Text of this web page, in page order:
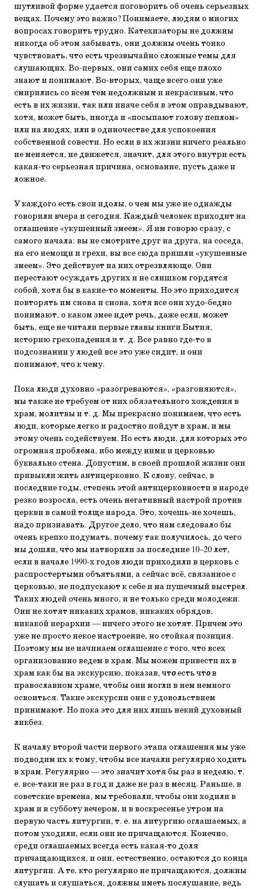
шутливой форме удается поговорить об очень серьезных
вещах. Почему это важно? Понимаете, людям о многих
вопросах говорить трудно. Катехизаторы не должны
никогда об этом забывать, они должны очень тонко
чувствовать, что есть чрезвычайно сложные темы для
слушающих. Во-первых, они самих себя еще плохо
знают и понимают. Во-вторых, чаще всего они уже
смирились со всем тем недолжным и некрасивым, что
есть в их жизни, так или иначе себя в этом оправдывают,
хотя, может быть, иногда и «посыпают голову пеплом»
или на людях, или в одиночестве для успокоения
собственной совести. Но если в их жизни ничего реально
не меняется, не движется, значит, для этого внутри есть
какая-то серьезная причина, основание, пусть даже и
ложное.
У каждого есть свои идолы, о чем мы уже не однажды
говорили вчера и сегодня. Каждый человек приходит на
оглашение «укушенный змеем». Я им говорю сразу, с
самого начала: вы не смотрите друг на друга, на соседа,
на его немощи и грехи, вы все сюда пришли «укушенные
змеем». Это действует на них отрезвляюще. Они
перестают осуждать других и не слишком гордятся
собой, хотя бы в какие-то моменты. Но это приходится
повторять им снова и снова, хотя все они худо-бедно
понимают, о каком змее идет речь, даже если, может
быть, еще не читали первые главы книги Бытия,
историю грехопадения и т. д. Все равно где-то в
подсознании у людей все это уже сидит, и они
понимают, что к чему.
Пока люди духовно «разогреваются», «разгоняются»,
мы также не требуем от них обязательного хождения в
храм, молитвы и т. д. Мы прекрасно понимаем, что есть
люди, которые легко и радостно пойдут в храм, и мы
этому очень содействуем. Но есть люди, для которых это
огромная проблема, ибо между ними и церковью
буквально стена. Допустим, в своей прошлой жизни они
привыкли жить антицерковно. К слову, сейчас, в
последние годы, степень этой антицерковности в народе
резко возросла, есть очень негативный настрой против
церкви в самой толще народа. Это, хочешь-не хочешь,
надо признавать. Другое дело, что нам следовало бы
очень крепко подумать, почему так получилось, до чего
мы дошли, что мы натворили за последние 10–20 лет,
если в начале 1990‑х годов люди приходили в церковь с
распростертыми объятьями, а сейчас всё, связанное с
церковью, не подпускают к себе и на пушечный выстрел.
Таких людей очень много, и не только среди молодежи.
Они не хотят никаких храмов, никаких обрядов,
никакой иерархии — ничего этого не хотят. Причем это
уже не просто некое настроение, но стойкая позиция.
Поэтому мы не начинаем оглашение с того, что всех
организованно ведем в храм. Мы можем привести их в
храм как бы на экскурсию, показав, чтоесть чтов
православном храме, чтобы они могли в нем немного
освоиться. Такие экскурсии они с удовольствием
принимают. Но пока это для них лишь некий духовный
ликбез.
К началу второй части первого этапа оглашения мы уже
подводим их к тому, чтобы все начали регулярно ходить
в храм. Регулярно — это значит хотя бы раз в неделю, т.
е. все-таки не раз в год и даже не раз в месяц. Раньше, в
советские времена, мы требовали, чтобы они ходили в
храм и в субботу вечером, и в воскресенье утром на
первую часть литургии, т. е. на литургию оглашаемых, а
потом уходили, если они не причащаются. Конечно,
среди оглашаемых всегда есть какая-то доля
причащающихся, и они, естественно, остаются до конца
литургии. А те, кто регулярно не причащаются, должны
слушать и слушаться, должны иметь послушание, ведь